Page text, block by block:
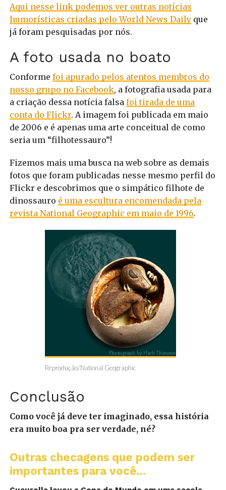
Aqui nesse link podemos ver outras notícias
humorísticas criadas pelo World News Dailyque
já foram pesquisadas por nós.
A foto usada no boato
Conforme foi apurado pelos atentos membros do
nosso grupo no Facebook, a fotografia usada para
a criação dessa notícia falsa foi tirada de uma
conta do Flickr. A imagem foi publicada em maio
de 2006 e é apenas uma arte conceitual de como
seria um “filhotessauro”!
Fizemos mais uma busca na web sobre as demais
fotos que foram publicadas nesse mesmo perfil do
Flickr e descobrimos que o simpático filhote de
dinossauro é uma escultura encomendada pela
revista National Geographic em maio de 1996.
Reprodução/National Geographic
Conclusão
Como você já deve ter imaginado, essa história
era muito boa pra ser verdade, né?
Outras checagens que podem ser
importantes para você...